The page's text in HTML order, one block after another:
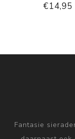
€14,95
Fantasie